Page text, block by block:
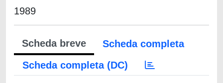
1989
Scheda breve
Scheda completa
Scheda completa (DC)